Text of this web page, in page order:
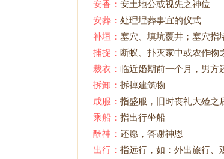
安香： 安土地公或视先之神位
安葬： 处理埋葬事宜的仪式
补垣： 塞穴、填坑覆井；塞穴指
捕捉： 断蚁、扑灭家中或农作物
裁衣： 临近婚期前一个月，男方
拆卸： 拆掉建筑物
成服： 指盛服，旧时丧礼大殓之
乘船： 指出行坐船
酬神： 还愿，答谢神恩
出行： 指远行，如：外出旅行、